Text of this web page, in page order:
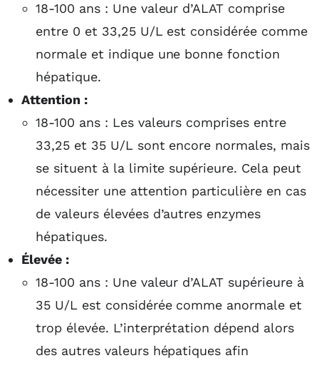
18-100 ans : Une valeur d’ALAT comprise
entre 0 et 33,25 U/L est considérée comme
normale et indique une bonne fonction
hépatique.
Attention :
18-100 ans : Les valeurs comprises entre
33,25 et 35 U/L sont encore normales, mais
se situent à la limite supérieure. Cela peut
nécessiter une attention particulière en cas
de valeurs élevées d’autres enzymes
hépatiques.
Élevée :
18-100 ans : Une valeur d’ALAT supérieure à
35 U/L est considérée comme anormale et
trop élevée. L’interprétation dépend alors
des autres valeurs hépatiques afin